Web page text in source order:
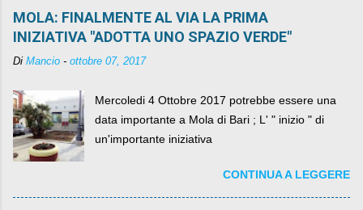
MOLA: FINALMENTE AL VIA LA PRIMA
INIZIATIVA "ADOTTA UNO SPAZIO VERDE"
Di Mancio - ottobre 07, 2017
Mercoledi 4 Ottobre 2017 potrebbe essere una
data importante a Mola di Bari ; L' " inizio " di
un'importante iniziativa
CONTINUA A LEGGERE